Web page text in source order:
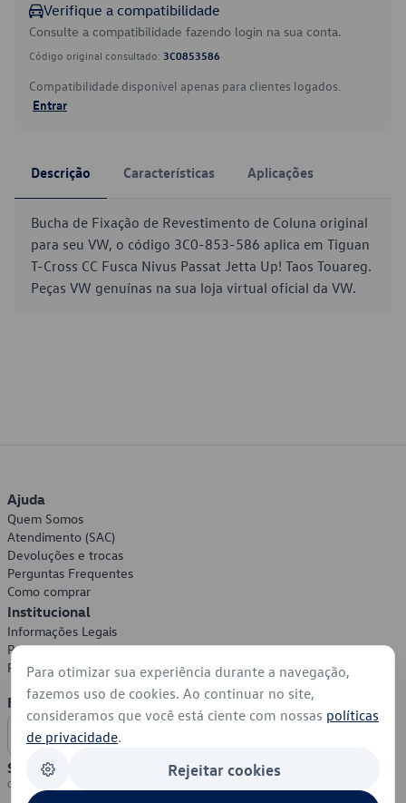
Verifique a compatibilidade
Consulte a compatibilidade fazendo login na sua conta.
Código original consultado: 3C0853586
Compatibilidade disponível apenas para clientes logados.
Entrar
Descrição Características Aplicações
Bucha de Fixação de Revestimento de Coluna original
para seu VW, o código 3C0-853-586 aplica em Tiguan
T-Cross CC Fusca Nivus Passat Jetta Up! Taos Touareg.
Peças VW genuínas na sua loja virtual oficial da VW.
Ajuda
Quem Somos
Atendimento (SAC)
Devoluções e trocas
Perguntas Frequentes
Como comprar
Institucional
Informações Legais
Política de Privacidade
Política de Cookies
Formas de Pagamento
Segurança
Para otimizar sua experiência durante a navegação,
fazemos uso de cookies. Ao continuar no site,
consideramos que você está ciente com nossas políticas
de privacidade.
Rejeitar cookies